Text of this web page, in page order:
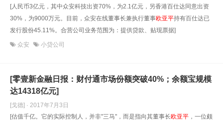
[人民币3亿元，其中众安科技出资70%，为2.1亿元，另香港百仕达同意出资
30%，为9000万元。目前，众安在线董事长兼执行董事欧亚平持有百仕达已
发行股份45.11%。合营公司业务范围为：提供贷款、贴现票据]
众安 小贷公司
[零壹新金融日报：财付通市场份额突破40%；余额宝规模
达14318亿元]
[戈德] · 2017年7月3日
[估值千亿。它的实际控制人，并非"三马"，而是指向其董事长欧亚平 ，一位颇